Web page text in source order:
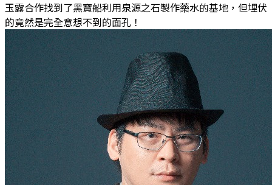
玉露合作找到了黑寶船利用泉源之石製作藥水的基地，但埋伏
的竟然是完全意想不到的面孔！